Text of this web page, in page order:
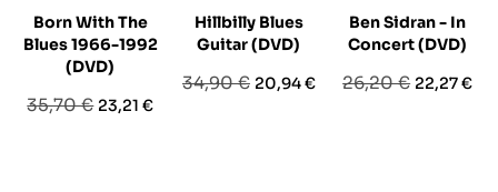
Born With The
Blues 1966-1992
(DVD)
Prezzo
35,70 € Prezzo
23,21 €
Hillbilly Blues
Guitar (DVD)
Prezzo
34,90 € Prezzo
20,94 €
Ben Sidran - In
Concert (DVD)
Prezzo
26,20 € Prezzo
22,27 €